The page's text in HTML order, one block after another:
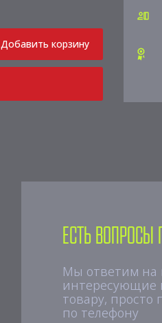
Добавить корзину
Есть вопросы
Мы ответим на
интересующие
товару, просто
по телефону